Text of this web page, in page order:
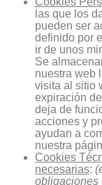
las que los
pueden ser
definido por
ir de unos
Se
nuestra web
visita al sitio
expiración
deja de
acciones y
ayudan a
nuestra
Cookies
necesarias:
obligaciones